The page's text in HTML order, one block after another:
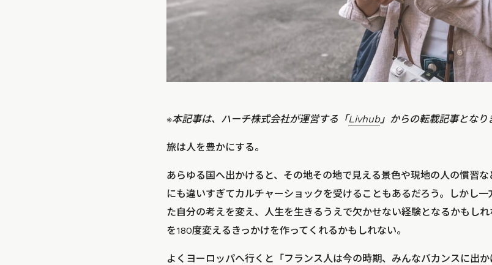
※本記事は、ハーチ株式会社が運営する「Livhub」からの転載記事となり
旅は人を豊かにする。
あらゆる国へ出かけると、その地その地で見える景色や現地の人の慣習
にも違いすぎてカルチャーショックを受けることもあるだろう。しかし
た自分の考えを変え、人生を生きるうえで欠かせない経験となるかもし
を180度変えるきっかけを作ってくれるかもしれない。
よくヨーロッパへ行くと「フランス人は今の時期、みんなバカンスに出